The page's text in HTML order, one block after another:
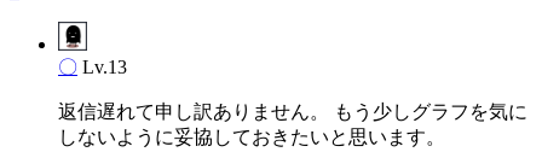
〇 Lv.13
返信遅れて申し訳ありません。 もう少しグラフを気に
しないように妥協しておきたいと思います。